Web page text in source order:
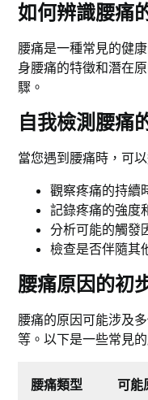
如何辨識腰痛
腰痛是一種常見的健
身腰痛的特徵和潛在
驟。
自我檢測腰痛
當您遇到腰痛時，可
觀察疼痛的持續
記錄疼痛的強度
分析可能的觸發
檢查是否伴隨其
腰痛原因的初
腰痛的原因可能涉及
等。以下是一些常見的
腰痛類型 可能